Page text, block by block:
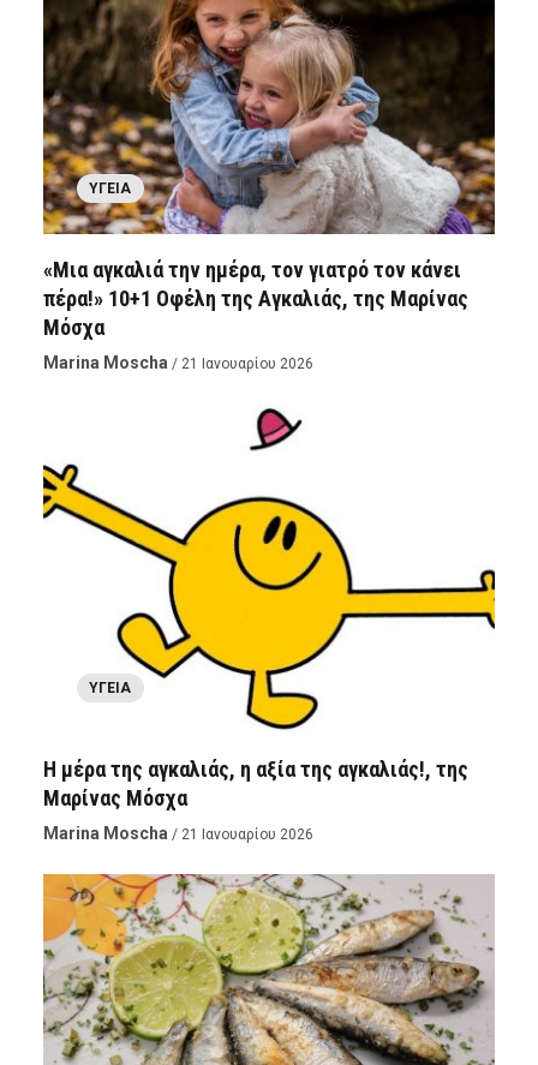
ΥΓΕΊΑ
«Μια αγκαλιά την ημέρα, τον γιατρό τον κάνει
πέρα!» 10+1​ Οφέλη της Αγκαλιάς, της Μαρίνας
Μόσχα
Marina Moscha / 21 Ιανουαρίου 2026
ΥΓΕΊΑ
Η μέρα της αγκαλιάς, η αξία της αγκαλιάς!, της
Μαρίνας Μόσχα
Marina Moscha / 21 Ιανουαρίου 2026